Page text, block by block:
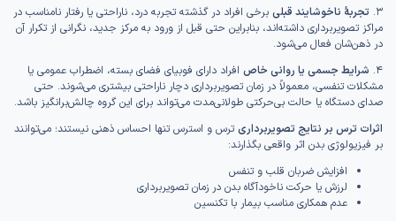
۳. تجربهٔ ناخوشایند قبلی برخی افراد در گذشته تجربه درد، ناراحتی یا رفتار نامناسب در
مراکز تصویربرداری داشته‌اند، بنابراین حتی قبل از ورود به مرکز جدید، نگرانی از تکرار آن
در ذهن‌شان فعال می‌شود.
۴. شرایط جسمی یا روانی خاص افراد دارای فوبیای فضای بسته، اضطراب عمومی یا
مشکلات تنفسی، معمولاً در زمان تصویربرداری دچار ناراحتی بیشتری می‌شوند. حتی
صدای دستگاه یا حالت بی‌حرکتی طولانی‌مدت می‌تواند برای این گروه چالش‌برانگیز باشد.
اثرات ترس بر نتایج تصویربرداریترس و استرس تنها احساس ذهنی نیستند؛ می‌توانند
بر فیزیولوژی بدن اثر واقعی بگذارند:
افزایش ضربان قلب و تنفس
لرزش یا حرکت ناخودآگاه بدن در زمان تصویربرداری
عدم همکاری مناسب بیمار با تکنسین